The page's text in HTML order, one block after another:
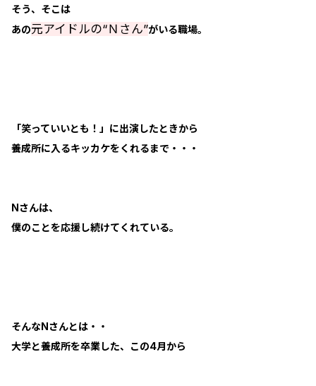
そう、そこは
あの元アイドルの“Ｎさん”がいる職場。
「笑っていいとも！」に出演したときから
養成所に入るキッカケをくれるまで・・・
Nさんは、
僕のことを応援し続けてくれている。
そんなNさんとは・・
大学と養成所を卒業した、この4月から